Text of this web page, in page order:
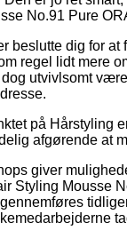
No.91 Pure
beslutte dig for
regel lidt mere
dog utvivlsomt
på Hårstyling
afgørende at
giver
Styling Mousse